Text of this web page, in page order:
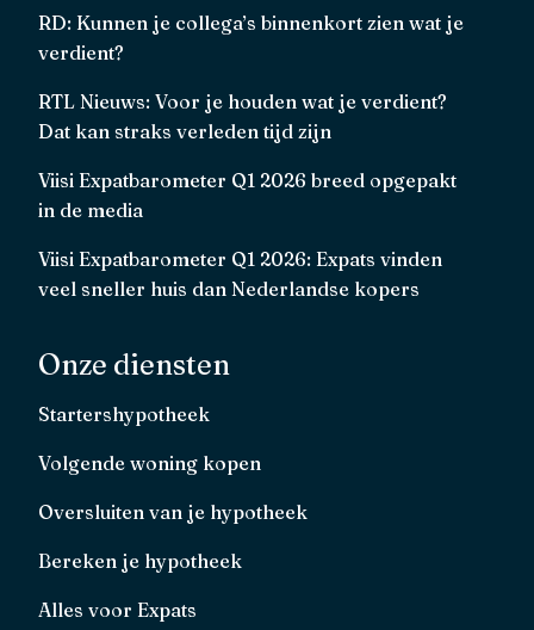
RD: Kunnen je collega’s binnenkort zien wat je
verdient?
RTL Nieuws: Voor je houden wat je verdient?
Dat kan straks verleden tijd zijn
Viisi Expatbarometer Q1 2026 breed opgepakt
in de media
Viisi Expatbarometer Q1 2026: Expats vinden
veel sneller huis dan Nederlandse kopers
Onze diensten
Startershypotheek
Volgende woning kopen
Oversluiten van je hypotheek
Bereken je hypotheek
Alles voor Expats